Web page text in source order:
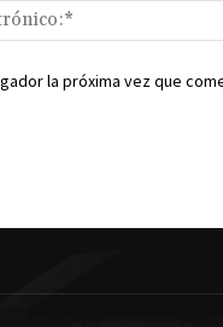
la próxima vez que